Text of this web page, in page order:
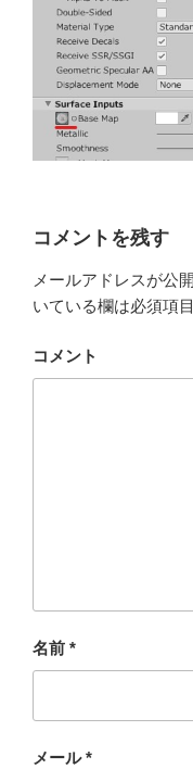
コメントを残す
メールアドレスが公
いている欄は必須項
コメント
名前 *
メール*